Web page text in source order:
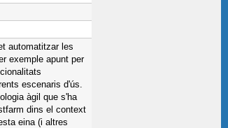
automatitzar les
exemple apunt per
escenaris d'ús.
àgil que s'ha
dins el context
eina (i altres